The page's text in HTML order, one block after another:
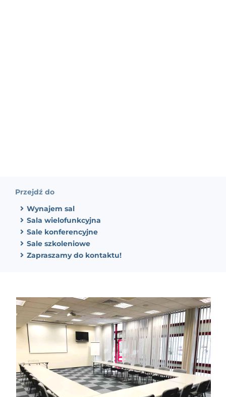
Przejdź do
Wynajem sal
Sala wielofunkcyjna
Sale konferencyjne
Sale szkoleniowe
Zapraszamy do kontaktu!